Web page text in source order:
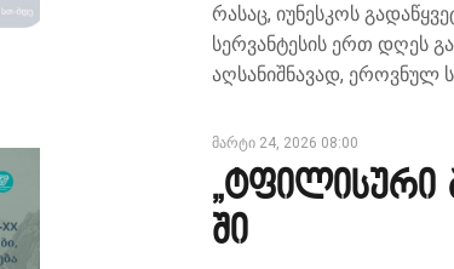
რასაც, იუნესკოს
სერვანტესის ერთ დღეს
აღსანიშნავად, ეროვნულ
მარტი 24, 2026 08:00
„ტფილისური
ში